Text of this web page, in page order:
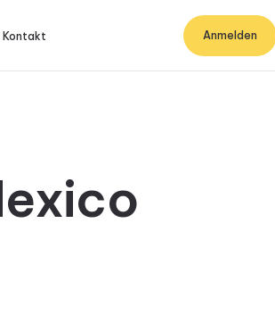
Kontakt Anmelden